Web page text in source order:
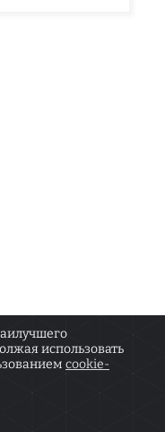
зарегистрировано
и массовых
18 января 2022 г.
использовать
cookie-